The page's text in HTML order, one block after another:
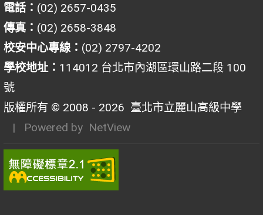
電話： (02) 2657-0435
傳真： (02) 2658-3848
校安中心專線： (02) 2797-4202
學校地址： 114012 台北市內湖區環山路二段 100
號
版權所有 © 2008 - 2026 臺北市立麗山高級中學
| Powered by NetView